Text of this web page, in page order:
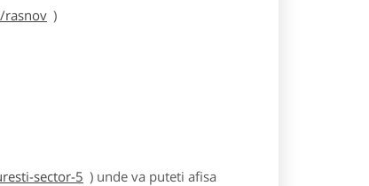
rasnov )
sector-5 ) unde va puteti afisa